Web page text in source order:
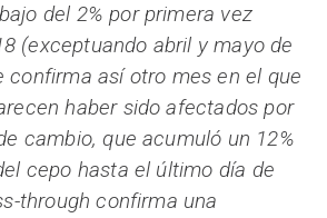
del 2% por primera vez
(exceptuando abril y mayo de
confirma así otro mes en el que
haber sido afectados por
cambio, que acumuló un 12%
cepo hasta el último día de
through confirma una